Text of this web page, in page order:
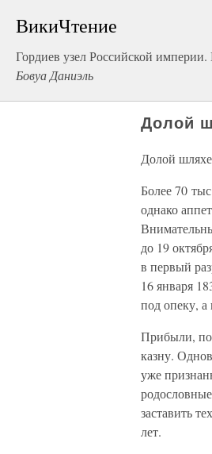
ВикиЧтение
Гордиев узел Российской
Бовуа Даниэль
Долой
Долой
Более 70
однако
до 19
в первый
16 января
под опеку, а
Прибыли,
казну.
уже
заставить
лет.